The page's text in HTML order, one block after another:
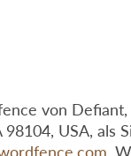
von Defiant,
USA, als
.